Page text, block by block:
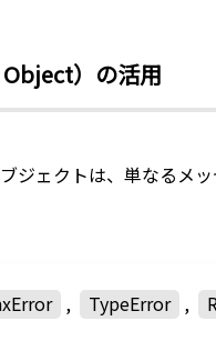
）の活用
ジェクトは、単なるメ
, TypeError ,